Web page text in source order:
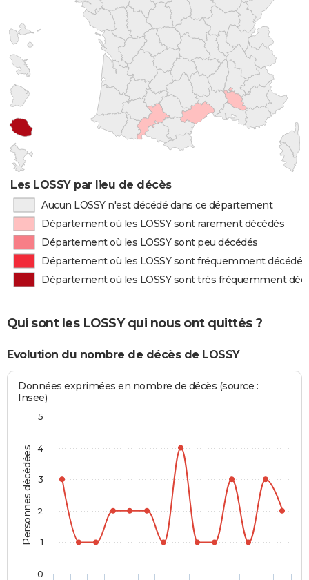
Les LOSSY par lieu de décès
Aucun LOSSY n'est décédé dans ce département
Département où les LOSSY sont rarement décédés
Département où les LOSSY sont peu décédés
Département où les LOSSY sont fréquemment décédés
Département où les LOSSY sont très fréquemment
Qui sont les LOSSY qui nous ont quittés ?
Evolution du nombre de décès de LOSSY
Personnes décédées
Données exprimées en nombre de décès (source :
Insee)
0
1
2
3
4
5